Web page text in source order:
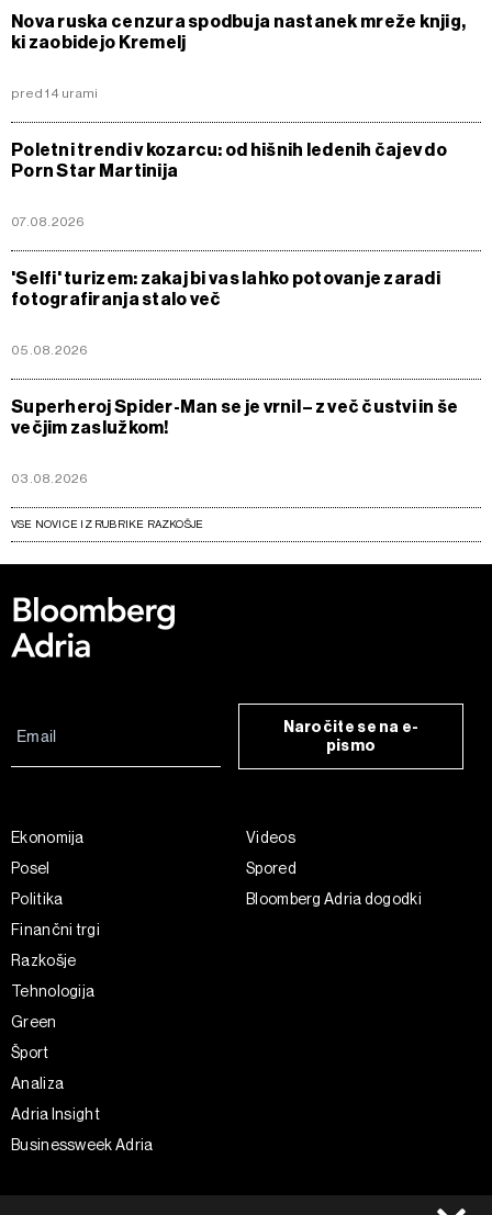
Nova ruska cenzura spodbuja nastanek mreže knjig,
ki zaobidejo Kremelj
pred 14 urami
Poletni trendi v kozarcu: od hišnih ledenih čajev do
Porn Star Martinija
07.08.2026
'Selfi' turizem: zakaj bi vas lahko potovanje zaradi
fotografiranja stalo več
05.08.2026
Superheroj Spider-Man se je vrnil – z več čustvi in še
večjim zaslužkom!
03.08.2026
VSE NOVICE IZ RUBRIKE RAZKOŠJE
Naročite se na e-
pismo
Ekonomija
Posel
Politika
Finančni trgi
Razkošje
Tehnologija
Green
Šport
Analiza
Adria Insight
Businessweek Adria
Videos
Spored
Bloomberg Adria dogodki